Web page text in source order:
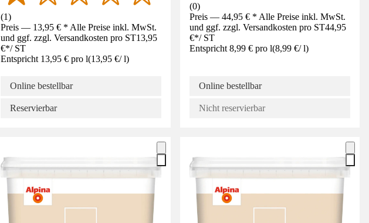
(1)
Preis — 13,95 € * Alle Preise inkl. MwSt.
und ggf. zzgl. Versandkosten pro ST13,95
€*/ ST
Entspricht 13,95 € pro l(13,95 €/ l)
Online bestellbar
Reservierbar
(0)
Preis — 44,95 € * Alle Preise inkl. MwSt.
und ggf. zzgl. Versandkosten pro ST44,95
€*/ ST
Entspricht 8,99 € pro l(8,99 €/ l)
Online bestellbar
Nicht reservierbar